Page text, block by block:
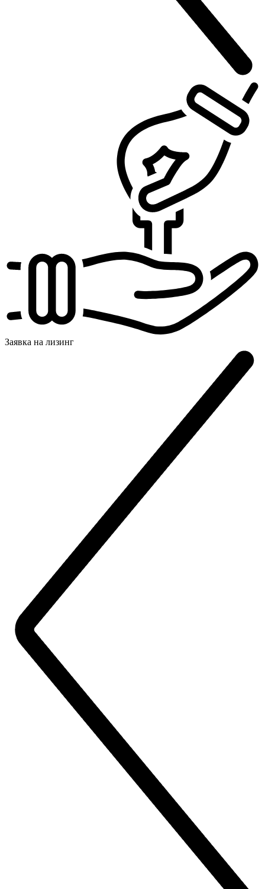
Заявка на лизинг